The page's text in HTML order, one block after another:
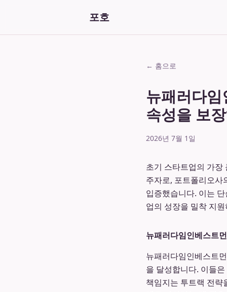
포호
← 홈으로
뉴패러다
속성을 보
2026년 7월 1일
초기 스타트업의 가
주자로, 포트폴리오
입증했습니다. 이는
업의 성장을 밀착 지
뉴패러다임인베스트
뉴패러다임인베스트
을 달성합니다. 이들
책임지는 투트랙 전략